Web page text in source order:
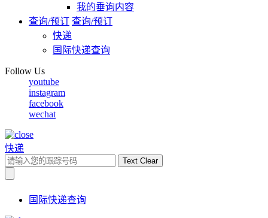
我的垂询内容
查询/预订 查询/预订
快递
国际快递查询
Follow Us
youtube
instagram
facebook
wechat
快递
Text Clear
国际快递查询